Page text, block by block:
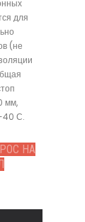
для
(не
мм,
40 С.
НА